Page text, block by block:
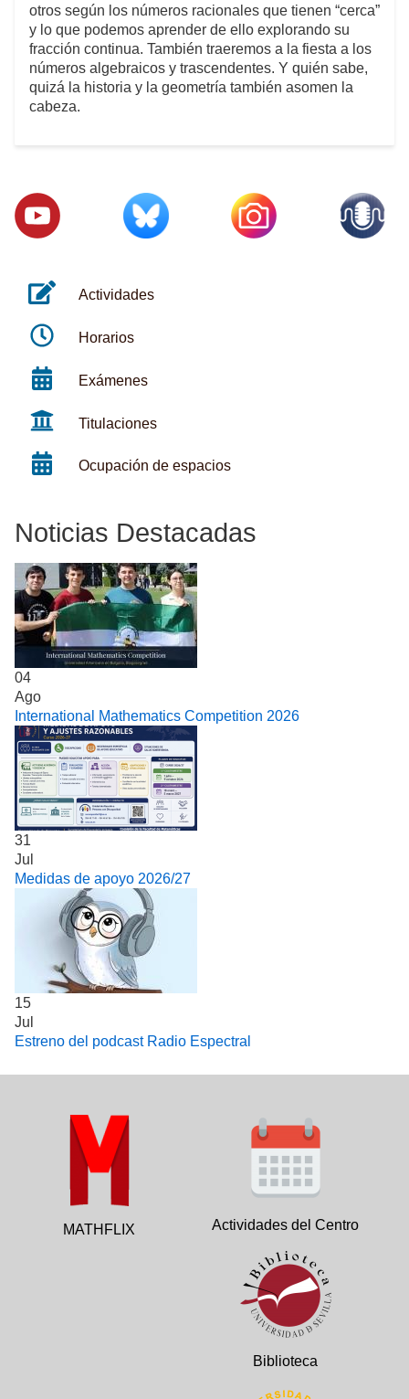
otros según los números racionales que tienen “cerca”
y lo que podemos aprender de ello explorando su
fracción continua. También traeremos a la fiesta a los
números algebraicos y trascendentes. Y quién sabe,
quizá la historia y la geometría también asomen la
cabeza.
Actividades
Horarios
Exámenes
Titulaciones
Ocupación de espacios
Noticias Destacadas
04
Ago
International Mathematics Competition 2026
31
Jul
Medidas de apoyo 2026/27
15
Jul
Estreno del podcast Radio Espectral
MATHFLIX Actividades del Centro
Biblioteca